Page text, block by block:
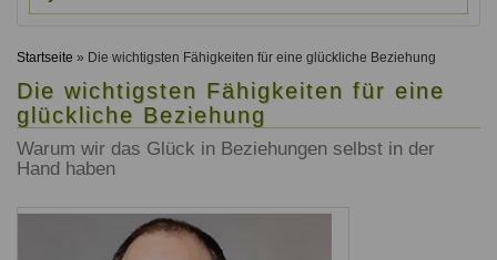
Qualität unserer Therapeuten
Systemischer Ansatz
Veranstaltungen
Fortbildungen
Ausbildungsinstitute
Information über Qualifikation
Liste der Fachverbände
Benutzername
Links
Startseite » Die wichtigsten Fähigkeiten für eine glückliche Beziehung
Die wichtigsten Fähigkeiten für eine
glückliche Beziehung
Warum wir das Glück in Beziehungen selbst in der
Hand haben